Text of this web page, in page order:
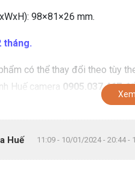
98×81×26 mm.
tháng.
có thể thay đổi theo tùy
Huế camera 0905.037.467để
Huế 11:09 - 10/01/2024 - 20:44 -